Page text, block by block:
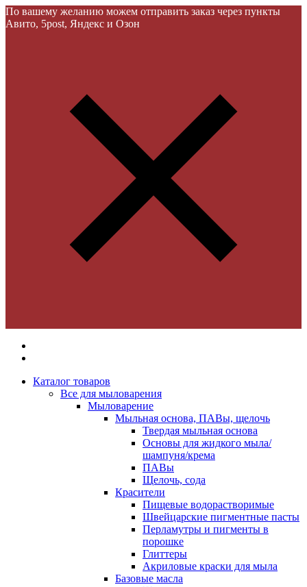
По вашему желанию можем отправить заказ через пункты
Авито, 5post, Яндекс и Озон
Каталог товаров
Все для мыловарения
Мыловарение
Мыльная основа, ПАВы, щелочь
Твердая мыльная основа
Основы для жидкого мыла/
шампуня/крема
ПАВы
Щелочь, сода
Красители
Пищевые водорастворимые
Швейцарские пигментные пасты
Перламутры и пигменты в
порошке
Глиттеры
Акриловые краски для мыла
Базовые масла